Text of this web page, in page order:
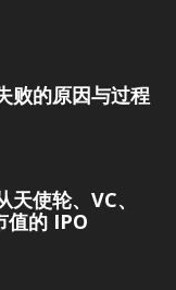
败的原因与过程
使轮、VC、
值的 IPO